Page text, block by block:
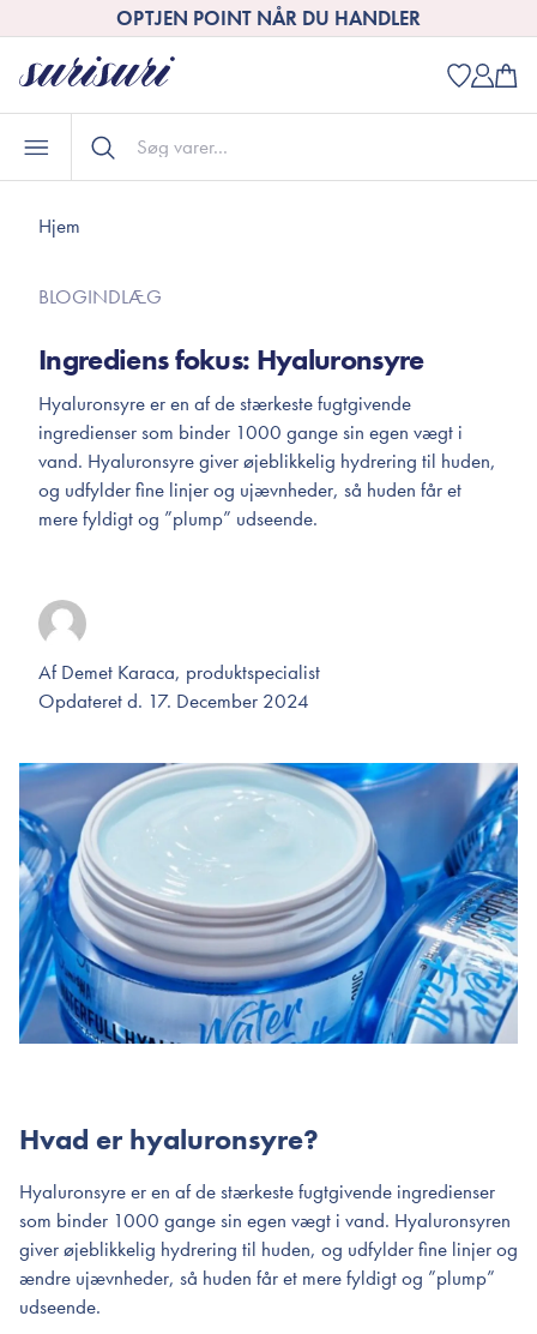
OPTJEN POINT NÅR DU HANDLER
Hjem
BLOGINDLÆG
Ingrediens fokus: Hyaluronsyre
Hyaluronsyre er en af de stærkeste fugtgivende
ingredienser som binder 1000 gange sin egen vægt i
vand. Hyaluronsyre giver øjeblikkelig hydrering til huden,
og udfylder fine linjer og ujævnheder, så huden får et
mere fyldigt og ”plump” udseende.
AfDemet Karaca, produktspecialist
Opdateret d. 17. December 2024
Hvad er hyaluronsyre?
Hyaluronsyre er en af de stærkeste fugtgivende ingredienser
som binder 1000 gange sin egen vægt i vand. Hyaluronsyren
giver øjeblikkelig hydrering til huden, og udfylder fine linjer og
ændre ujævnheder, så huden får et mere fyldigt og ”plump”
udseende.